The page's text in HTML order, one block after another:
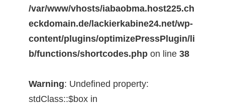
/var/www/vhosts/iabaobma.host225.ch
eckdomain.de/lackierkabine24.net/wp-
content/plugins/optimizePressPlugin/li
b/functions/shortcodes.phpon line 38
Warning: Undefined property:
stdClass::$box in